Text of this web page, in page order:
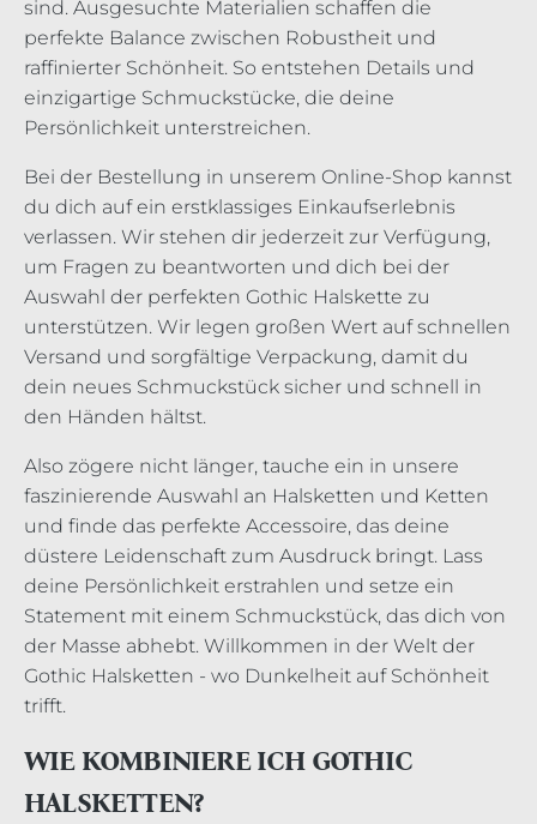
sind. Ausgesuchte Materialien schaffen die
perfekte Balance zwischen Robustheit und
raffinierter Schönheit. So entstehen Details und
einzigartige Schmuckstücke, die deine
Persönlichkeit unterstreichen.
Bei der Bestellung in unserem Online-Shop kannst
du dich auf ein erstklassiges Einkaufserlebnis
verlassen. Wir stehen dir jederzeit zur Verfügung,
um Fragen zu beantworten und dich bei der
Auswahl der perfekten Gothic Halskette zu
unterstützen. Wir legen großen Wert auf schnellen
Versand und sorgfältige Verpackung, damit du
dein neues Schmuckstück sicher und schnell in
den Händen hältst.
Also zögere nicht länger, tauche ein in unsere
faszinierende Auswahl an Halsketten und Ketten
und finde das perfekte Accessoire, das deine
düstere Leidenschaft zum Ausdruck bringt. Lass
deine Persönlichkeit erstrahlen und setze ein
Statement mit einem Schmuckstück, das dich von
der Masse abhebt. Willkommen in der Welt der
Gothic Halsketten - wo Dunkelheit auf Schönheit
trifft.
WIE KOMBINIERE ICH GOTHIC
HALSKETTEN?